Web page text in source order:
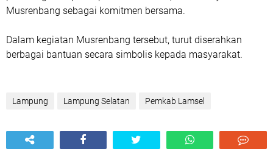
Musrenbang sebagai komitmen bersama.
Dalam kegiatan Musrenbang tersebut, turut diserahkan
berbagai bantuan secara simbolis kepada masyarakat.
Lampung Lampung Selatan Pemkab Lamsel